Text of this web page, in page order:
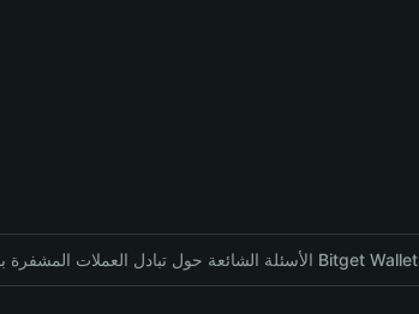
الأسئلة الشائعة حول تبادل العملات المشفرة باستخدام محفظة Bitget Wallet